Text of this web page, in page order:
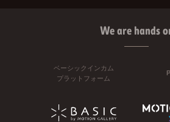
We are hands
ベーシックインカム
プラットフォーム